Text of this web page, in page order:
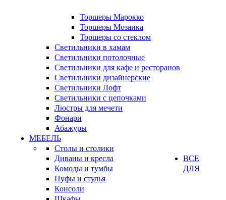
Торшеры Марокко
Торшеры Мозаика
Торшеры со стеклом
Светильники в хамам
Светильники потолочные
Светильники для кафе и ресторанов
Светильники дизайнерские
Светильники Лофт
Светильники с цепочками
Люстры для мечети
Фонари
Абажуры
МЕБЕЛЬ
Столы и столики
Диваны и кресла
Комоды и тумбы
Пуфы и стулья
Консоли
ВСЕ
ДЛЯ